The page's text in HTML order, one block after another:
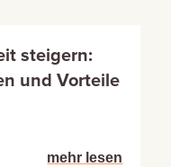
steigern:
und Vorteile
mehr lesen